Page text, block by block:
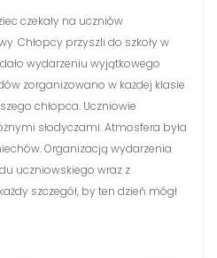
czekały na uczniów
Chłopcy przyszli do szkoły w
wydarzeniu wyjątkowego
zorganizowano w każdej klasie
chłopca. Uczniowie
słodyczami. Atmosfera była
Organizacją wydarzenia
uczniowskiego wraz z
szczegół, by ten dzień mógł